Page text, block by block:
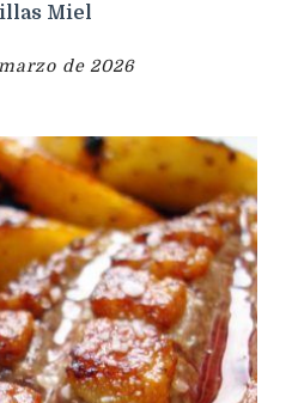
Miel
de 2026